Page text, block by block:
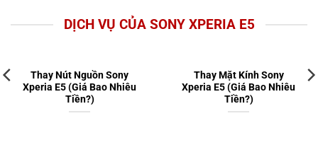
DỊCH VỤ CỦA SONY XPERIA E5
Thay Nút Nguồn Sony
Xperia E5 (Giá Bao Nhiêu
Tiền?)
Thay Mặt Kính Sony
Xperia E5 (Giá Bao Nhiêu
Tiền?)